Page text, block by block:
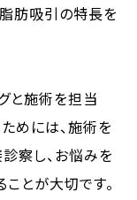
肪吸引の特長を
と施術を担当
めには、施術を
察し、お悩みを
とが大切です。